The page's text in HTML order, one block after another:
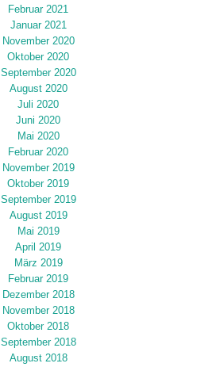
Februar 2021
Januar 2021
November 2020
Oktober 2020
September 2020
August 2020
Juli 2020
Juni 2020
Mai 2020
Februar 2020
November 2019
Oktober 2019
September 2019
August 2019
Mai 2019
April 2019
März 2019
Februar 2019
Dezember 2018
November 2018
Oktober 2018
September 2018
August 2018